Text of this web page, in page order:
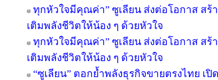
ทุกหัวใจมีคุณค่า” ซูเลียน ส่งต่อโอกาส สร้
เติมพลังชีวิตให้น้อง ๆ ด้วยหัวใจ
ทุกหัวใจมีคุณค่า” ซูเลียน ส่งต่อโอกาส สร้
เติมพลังชีวิตให้น้อง ๆ ด้วยหัวใจ
“ซูเลียน” ตอกย้ำพลังธุรกิจขายตรงไทย เ